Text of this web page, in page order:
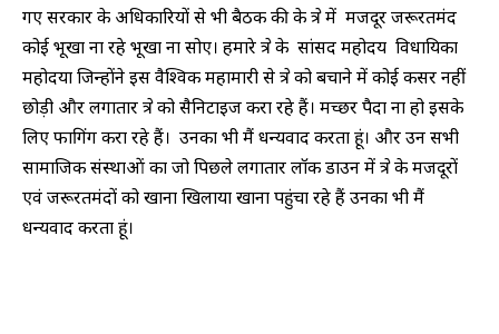
गए सरकार के अधिकारियों से भी बैठक की के क्षेत्र में मजदूर जरूरतमंद
कोई भूखा ना रहे भूखा ना सोए। हमारे क्षेत्र के सांसद महोदय विधायिका
महोदया जिन्होंने इस वैश्विक महामारी से क्षेत्र को बचाने में कोई कसर नहीं
छोड़ी और लगातार क्षेत्र को सैनिटाइज करा रहे हैं। मच्छर पैदा ना हो इसके
लिए फागिंग करा रहे हैं। उनका भी मैं धन्यवाद करता हूं। और उन सभी
सामाजिक संस्थाओं का जो पिछले लगातार लॉक डाउन में क्षेत्र के मजदूरों
एवं जरूरतमंदों को खाना खिलाया खाना पहुंचा रहे हैं उनका भी मैं
धन्यवाद करता हूं।